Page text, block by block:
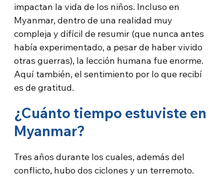
impactan la vida de los niños. Incluso en
Myanmar, dentro de una realidad muy
compleja y difícil de resumir (que nunca antes
había experimentado, a pesar de haber vivido
otras guerras), la lección humana fue enorme.
Aquí también, el sentimiento por lo que recibí
es de gratitud.
¿Cuánto tiempo estuviste en
Myanmar?
Tres años durante los cuales, además del
conflicto, hubo dos ciclones y un terremoto.